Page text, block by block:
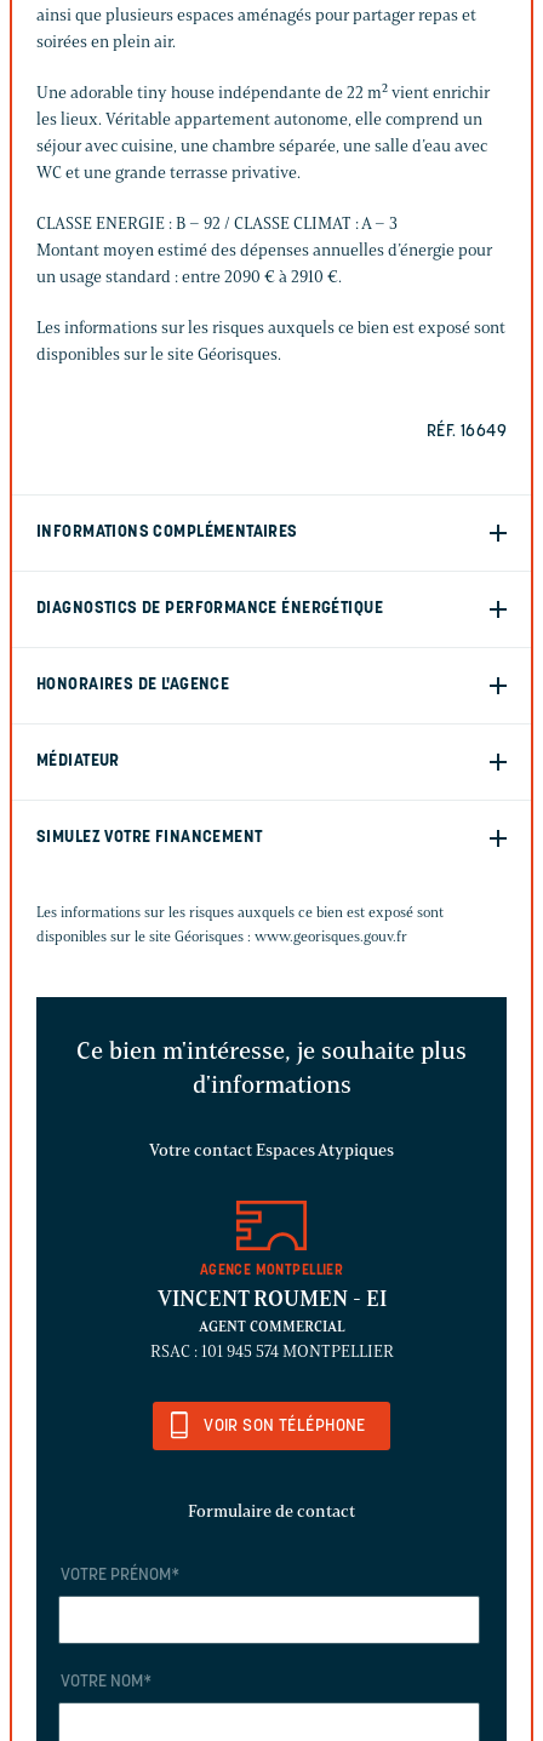
ainsi que plusieurs espaces aménagés pour partager repas et
soirées en plein air.
Une adorable tiny house indépendante de 22 m² vient enrichir
les lieux. Véritable appartement autonome, elle comprend un
séjour avec cuisine, une chambre séparée, une salle d’eau avec
WC et une grande terrasse privative.
CLASSE ENERGIE : B – 92 / CLASSE CLIMAT : A – 3
Montant moyen estimé des dépenses annuelles d’énergie pour
un usage standard : entre 2090 € à 2910 €.
Les informations sur les risques auxquels ce bien est exposé sont
disponibles sur le site Géorisques.
RÉF. 16649
INFORMATIONS COMPLÉMENTAIRES
DIAGNOSTICS DE PERFORMANCE ÉNERGÉTIQUE
HONORAIRES DE L'AGENCE
MÉDIATEUR
SIMULEZ VOTRE FINANCEMENT
Les informations sur les risques auxquels ce bien est exposé sont
disponibles sur le site Géorisques : www.georisques.gouv.fr
Ce bien m'intéresse, je souhaite plus
d'informations
Votre contact Espaces Atypiques
AGENCE MONTPELLIER
VINCENT ROUMEN - EI
AGENT COMMERCIAL
RSAC : 101 945 574 MONTPELLIER
VOIR SON TÉLÉPHONE
Formulaire de contact
VOTRE PRÉNOM *
VOTRE NOM *